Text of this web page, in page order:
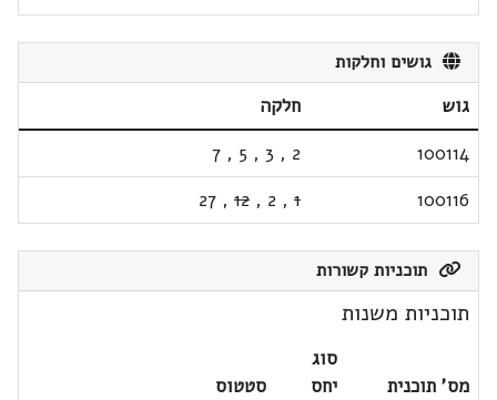
גושים וחלקות
גוש
חלקה
100114
2
,
3
,
5
,
7
100116
1
,
2
,
12
,
27
תוכניות קשורות
תוכניות משנות
מס' תוכנית
סוג
יחס
סטטוס